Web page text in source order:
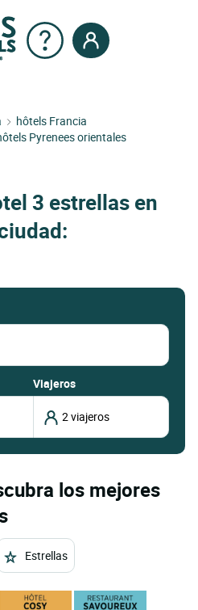
hôtels Francia
Pyrenees orientales
3 estrellas en
Viajeros
los mejores
Estrellas